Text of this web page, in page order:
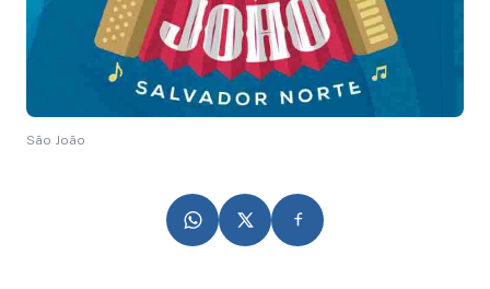
São João